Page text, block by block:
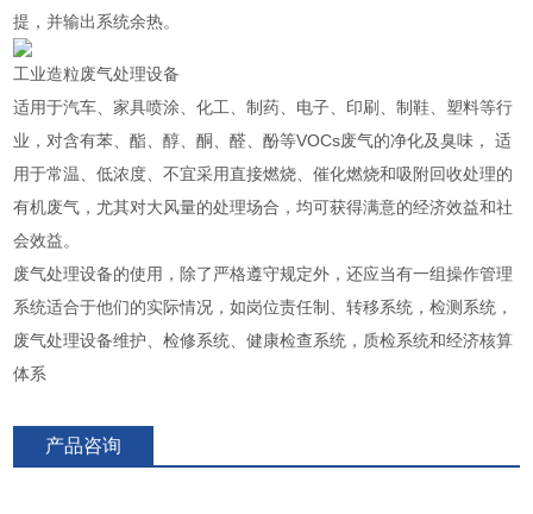
提，并输出系统余热。
工业造粒废气处理设备
适用于汽车、家具喷涂、化工、制药、电子、印刷、制鞋、塑料等行
业，对含有苯、酯、醇、酮、醛、酚等VOCs废气的净化及臭味， 适
用于常温、低浓度、不宜采用直接燃烧、催化燃烧和吸附回收处理的
有机废气，尤其对大风量的处理场合，均可获得满意的经济效益和社
会效益。
废气处理设备的使用，除了严格遵守规定外，还应当有一组操作管理
系统适合于他们的实际情况，如岗位责任制、转移系统，检测系统，
废气处理设备维护、检修系统、健康检查系统，质检系统和经济核算
体系
产品咨询